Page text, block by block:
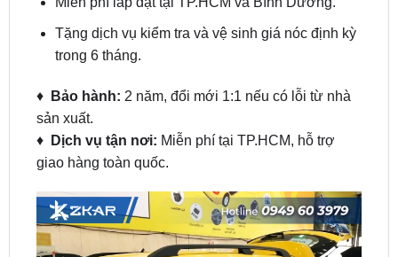
trong 6 tháng.
Bảo hành:2 năm, đổi mới 1:1 nếu có lỗi từ nhà
♦ Dịch vụ tận nơi:Miễn phí tại TP.HCM, hỗ trợ
giao hàng toàn quốc.